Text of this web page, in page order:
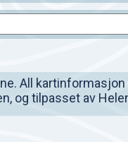
All
og tilpasset av